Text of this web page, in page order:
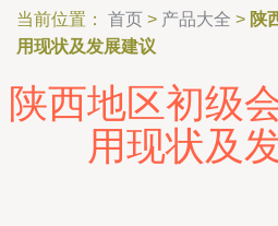
当前位置： 首页 > 产品大全 > 陕
用现状及发展建议
陕西地区初级
用现状及